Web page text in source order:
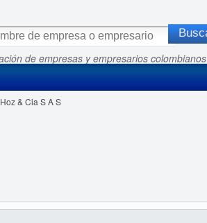
de empresas y empresarios colombianos
& Cia S A S